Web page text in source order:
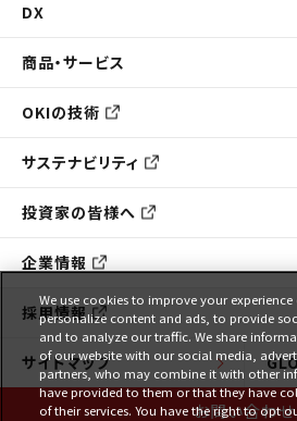
DX
商品・サービス
OKIの技術
サステナビリティ
投資家の皆様へ
企業情報
採用情報
サイトマップ
お問い合わせ
We use cookies to improve your
personalize content and ads, to provide
and to analyze our traffic. We share
of our website with our social media,
partners, who may combine it with other
have provided to them or that they have
of their services. You have the right to opt